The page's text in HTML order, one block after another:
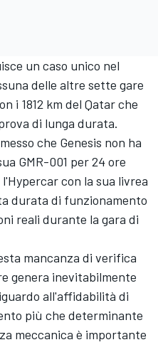
un caso unico nel
delle altre sette gare
i 1812 km del Qatar che
di lunga durata.
che Genesis non ha
GMR-001 per 24 ore
con la sua livrea
durata di funzionamento
reali durante la gara di
mancanza di verifica
genera inevitabilmente
all'affidabilità di
più che determinante
meccanica è importante